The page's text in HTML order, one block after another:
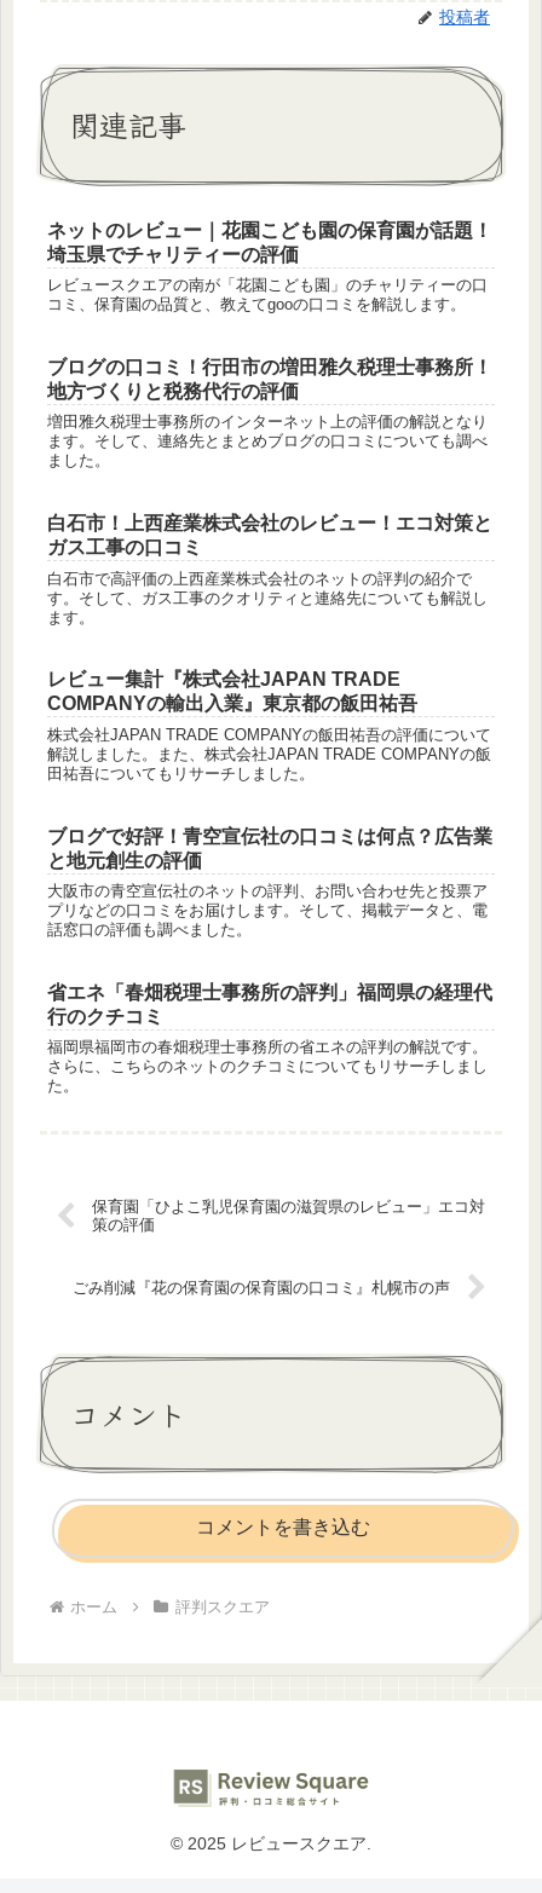
投稿者
関連記事
ネットのレビュー｜花園こども園の保育園が話題！
埼玉県でチャリティーの評価
レビュースクエアの南が「花園こども園」のチャリティーの口
コミ、保育園の品質と、教えてgooの口コミを解説します。
ブログの口コミ！行田市の増田雅久税理士事務所！
地方づくりと税務代行の評価
増田雅久税理士事務所のインターネット上の評価の解説となり
ます。そして、連絡先とまとめブログの口コミについても調べ
ました。
白石市！上西産業株式会社のレビュー！エコ対策と
ガス工事の口コミ
白石市で高評価の上西産業株式会社のネットの評判の紹介で
す。そして、ガス工事のクオリティと連絡先についても解説し
ます。
レビュー集計『株式会社JAPAN TRADE
COMPANYの輸出入業』東京都の飯田祐吾
株式会社JAPAN TRADE COMPANYの飯田祐吾の評価について
解説しました。また、株式会社JAPAN TRADE COMPANYの飯
田祐吾についてもリサーチしました。
ブログで好評！青空宣伝社の口コミは何点？広告業
と地元創生の評価
大阪市の青空宣伝社のネットの評判、お問い合わせ先と投票ア
プリなどの口コミをお届けします。そして、掲載データと、電
話窓口の評価も調べました。
省エネ「春畑税理士事務所の評判」福岡県の経理代
行のクチコミ
福岡県福岡市の春畑税理士事務所の省エネの評判の解説です。
さらに、こちらのネットのクチコミについてもリサーチしまし
た。
保育園「ひよこ乳児保育園の滋賀県のレビュー」エコ対
策の評価
ごみ削減『花の保育園の保育園の口コミ』札幌市の声
コメント
コメントを書き込む
ホーム 評判スクエア
© 2025 レビュースクエア.